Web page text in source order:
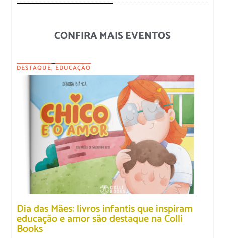
CONFIRA MAIS EVENTOS
DESTAQUE, EDUCAÇÃO
Dia das Mães: livros infantis que inspiram
educação e amor são destaque na Colli
Books